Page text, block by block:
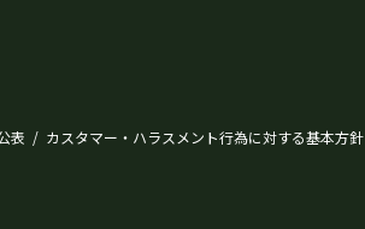
表 / カスタマー・ハラスメント行為に対する基本方針